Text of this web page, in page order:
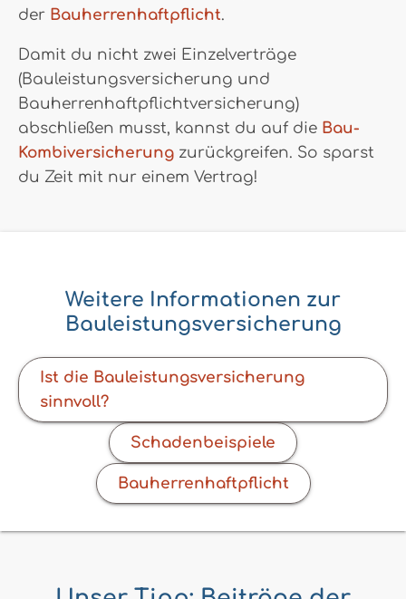
der Bauherrenhaftpflicht.
Damit du nicht zwei Einzelverträge
(Bauleistungsversicherung und
Bauherrenhaftpflichtversicherung)
abschließen musst, kannst du auf die Bau-
Kombiversicherung zurückgreifen. So sparst
du Zeit mit nur einem Vertrag!
Weitere Informationen zur
Bauleistungsversicherung
Ist die Bauleistungsversicherung
sinnvoll?
Schadenbeispiele
Bauherrenhaftpflicht